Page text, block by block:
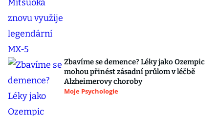
Zbavíme se demence? Léky jako Ozempic
mohou přinést zásadní průlom v léčbě
Alzheimerovy choroby
Moje Psychologie